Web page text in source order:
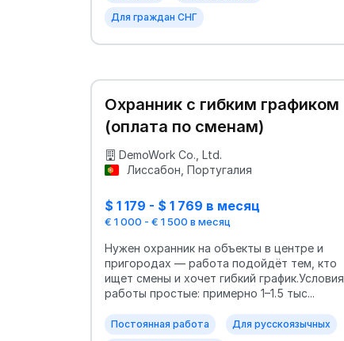
Для граждан СНГ
Охранник с гибким графиком
(оплата по сменам)
DemoWork Co., Ltd.
Лиссабон, Португалия
$ 1 179 - $ 1 769 в месяц
€ 1 000 - € 1 500 в месяц
Нужен охранник на объекты в центре и
пригородах — работа подойдёт тем, кто
ищет смены и хочет гибкий график.Условия
работы простые: примерно 1–1.5 тыс...
Постоянная работа Для русскоязычных